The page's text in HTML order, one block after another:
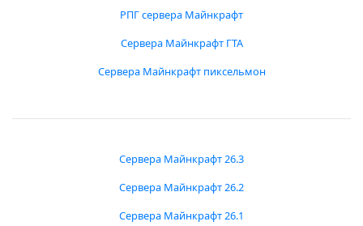
РПГ сервера Майнкрафт
Сервера Майнкрафт ГТА
Сервера Майнкрафт пиксельмон
Сервера Майнкрафт 26.3
Сервера Майнкрафт 26.2
Сервера Майнкрафт 26.1